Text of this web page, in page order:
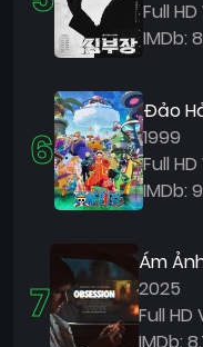
Full
IMDb:
6
Đảo
1999
Full
IMDb:
7
Ám
2025
Full